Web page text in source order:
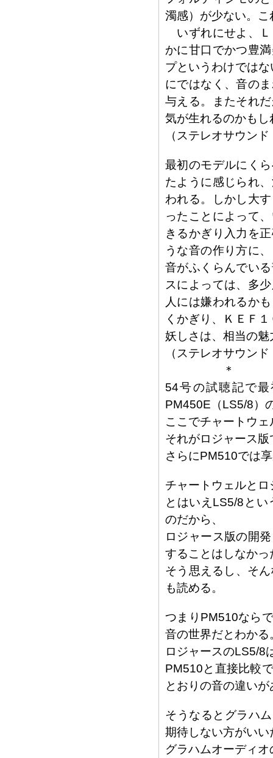
濁感）が少ない。
いずれにせよ、Ｌ
かに甘口でかつ豊
プというわけでは
にではなく、音の
与える。またそれ
気が生れるのかもし
（ステレオサウン
最初のモデルにく
たように感じられ
われる。しかし大
ったことによって
きるかぎり入力を
うな音の作り方に
音がふくらんでい
スによっては、多
人には嫌われるか
くかぎり、ＫＥＦ
妖しさは、相当の
（ステレオサウン
＊
54号の試聴記で
PM450E（LS5/8）
ここでチャートウ
それがロジャース
さらにPM510では
チャートウェルと
とはいえLS5/8と
のだから、
ロジャース版の開
することはしなか
そう思えるし、そ
も読める。
つまりPM510なら
音の世界だとわかる
ロジャースのLS5/8
PM510と直接比較
とおりの音の違いが
そうなるとグラハ
期待しない方がいい
グラハムオーディ